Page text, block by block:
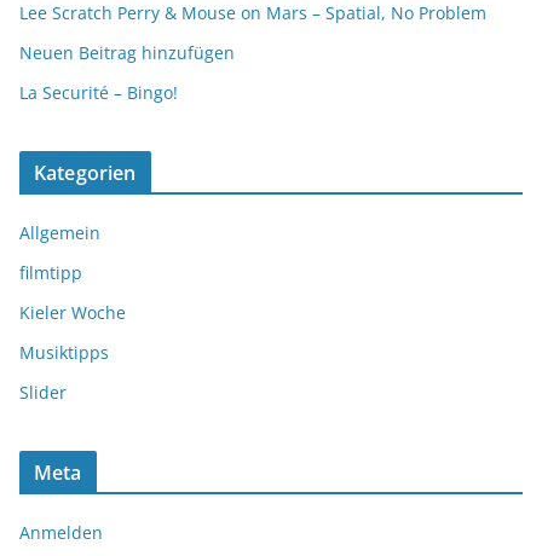
Lee Scratch Perry & Mouse on Mars – Spatial, No Problem
Neuen Beitrag hinzufügen
La Securité – Bingo!
Kategorien
Allgemein
filmtipp
Kieler Woche
Musiktipps
Slider
Meta
Anmelden